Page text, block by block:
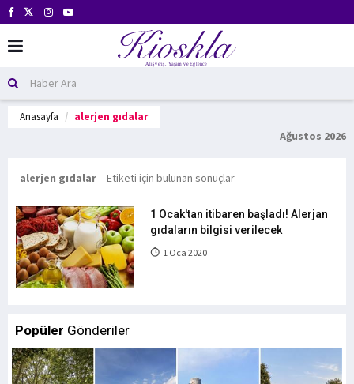
Anasayfa alerjen gıdalar
Ağustos 2026
alerjen gıdalar Etiketi için bulunan sonuçlar
1 Ocak'tan itibaren başladı! Alerjan
gıdaların bilgisi verilecek
1 Oca 2020
Popüler Gönderiler